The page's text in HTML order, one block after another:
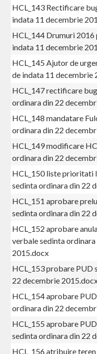
HCL_143 Rectificare
indata 11 decembrie
HCL_144 Drumuri
indata 11 decembrie
HCL_145 Ajutor de
de indata 11 decembrie
HCL_147 rectificare
ordinara din 22
HCL_148 mandatare
ordinara din 22
HCL_149 modificare
ordinara din 22
HCL_150 liste prioritati
sedinta ordinara din 22
HCL_151 aprobare
sedinta ordinara din 22
HCL_152 aprobare
verbale sedinta
2015.docx
HCL_153 probare PUD
22 decembrie
HCL_154 aprobare
ordinara din 22
HCL_155 aprobare
sedinta ordinara din 22
HCL_156 atribuire